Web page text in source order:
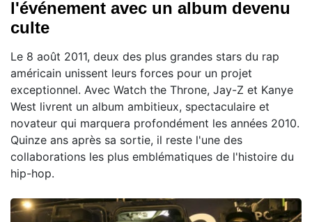
l'événement avec un album devenu
culte
Le 8 août 2011, deux des plus grandes stars du rap
américain unissent leurs forces pour un projet
exceptionnel. Avec Watch the Throne, Jay-Z et Kanye
West livrent un album ambitieux, spectaculaire et
novateur qui marquera profondément les années 2010.
Quinze ans après sa sortie, il reste l'une des
collaborations les plus emblématiques de l'histoire du
hip-hop.